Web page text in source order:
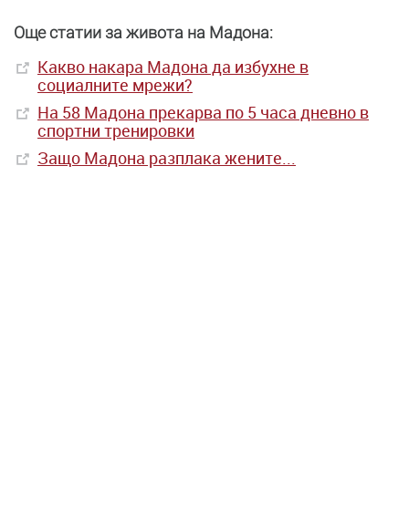
Още статии за живота на Мадона:
Какво накара Мадона да избухне в
социалните мрежи?
На 58 Мадона прекарва по 5 часа дневно в
спортни тренировки
Защо Мадона разплака жените...